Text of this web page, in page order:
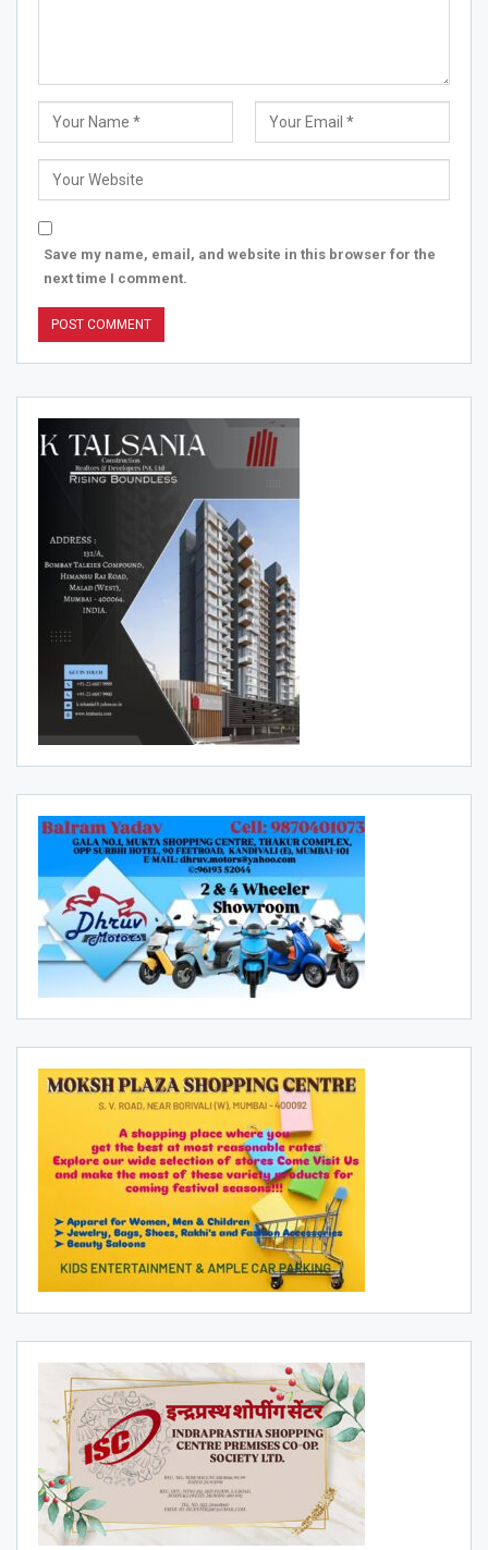
Save my name, email, and website in this browser for the
next time I comment.